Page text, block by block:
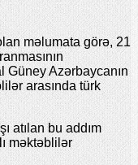
məlumata görə, 21
Güney Azərbaycanın
arasında türk
atılan bu addım
məktəblilər